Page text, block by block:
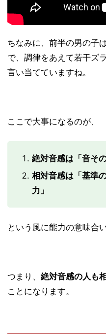
ちなみに、前半の男の子
で、調律をあえて若干ズ
言い当てていますね。
ここで大事になるのが、
絶対音感は「音そ
相対音感は「基準
力」
という風に能力の意味合
つまり、 絶対音感の人も
ことになります。